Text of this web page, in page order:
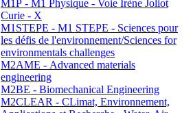
M1P - M1 Physique - Voie Irène Joliot
Curie - X
M1STEPE - M1 STEPE - Sciences pour
les défis de l'environnement/Sciences for
environmentals challenges
M2AME - Advanced materials
engineering
M2BE - Biomechanical Engineering
M2CLEAR - CLimat, Environnement,